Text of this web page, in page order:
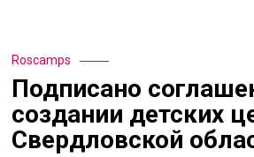
Roscamps
Подписано
создании детских
Свердловской